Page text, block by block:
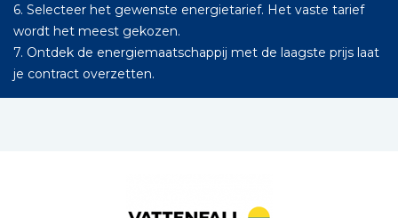
6. Selecteer het gewenste energietarief. Het vaste tarief
wordt het meest gekozen.
7. Ontdek de energiemaatschappij met de laagste prijs laat
je contract overzetten.